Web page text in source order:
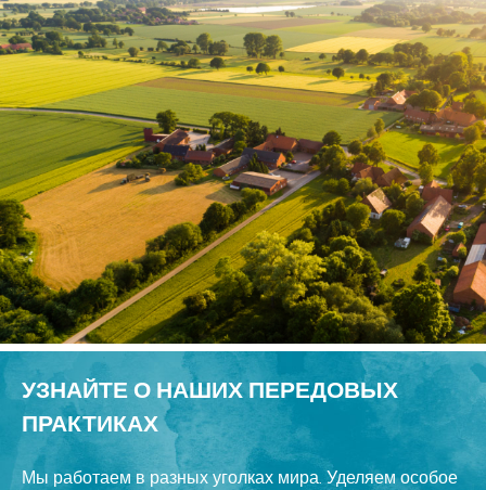
УЗНАЙТЕ О НАШИХ ПЕРЕДОВЫХ
ПРАКТИКАХ
Мы работаем в разных уголках мира. Уделяем особое